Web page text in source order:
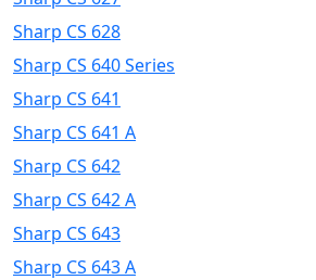
Sharp CS 628
Sharp CS 640 Series
Sharp CS 641
Sharp CS 641 A
Sharp CS 642
Sharp CS 642 A
Sharp CS 643
Sharp CS 643 A